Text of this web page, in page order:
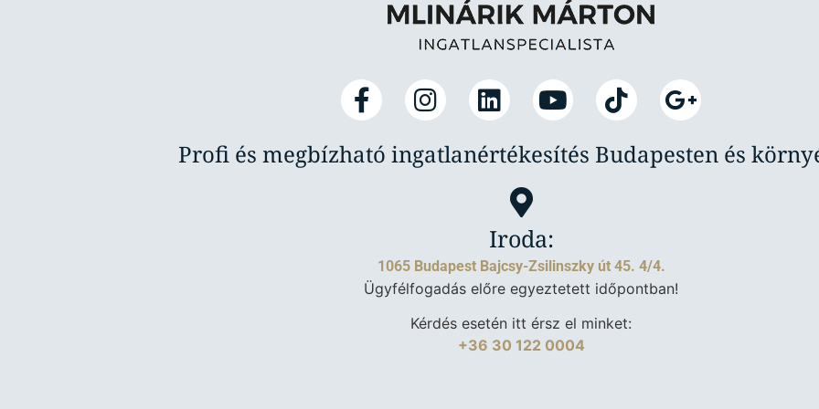
Profi és megbízható ingatlanértékesítés Budapesten és
Iroda:
1065 Budapest Bajcsy-Zsilinszky út 45. 4/4.
Ügyfélfogadás előre egyeztetett időpontban!
Kérdés esetén itt érsz el minket:
+36 30 122 0004